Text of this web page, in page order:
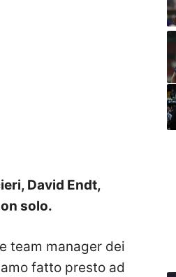
David Endt,
solo.
team manager dei
fatto presto ad